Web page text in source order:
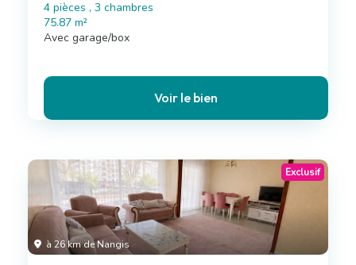
4 pièces , 3 chambres
75.87 m²
Avec garage/box
Voir le bien
à 26 km de Nangis
Exclusif